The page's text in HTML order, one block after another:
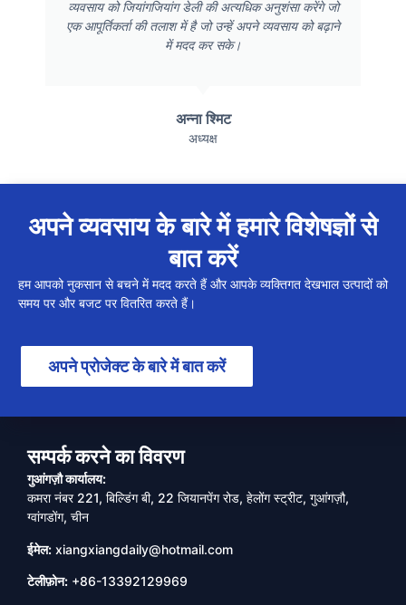
व्यवसाय को जियांगजियांग डेली की अत्यधिक अनुशंसा करेंगे जो
एक आपूर्तिकर्ता की तलाश में है जो उन्हें अपने व्यवसाय को बढ़ाने
में मदद कर सके।
अन्ना श्मिट
अध्यक्ष
अपने व्यवसाय के बारे में हमारे विशेषज्ञों से
बात करें
हम आपको नुकसान से बचने में मदद करते हैं और आपके व्यक्तिगत देखभाल उत्पादों को
समय पर और बजट पर वितरित करते हैं।
अपने प्रोजेक्ट के बारे में बात करें
सम्पर्क करने का विवरण
गुआंगज़ौ कार्यालय:
कमरा नंबर 221, बिल्डिंग बी, 22 जियानपेंग रोड, हेलोंग स्ट्रीट, गुआंगज़ौ,
ग्वांगडोंग, चीन
ईमेल: xiangxiangdaily@hotmail.com
टेलीफ़ोन: +86-13392129969